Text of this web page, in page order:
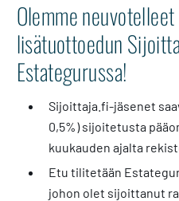
Olemme
lisätuottoedun
Estategurussa!
Sijoittaja.fi-jäsenet
0,5%) sijoitetusta
kuukauden ajalta
Etu tilitetään
johon olet sijoittanut